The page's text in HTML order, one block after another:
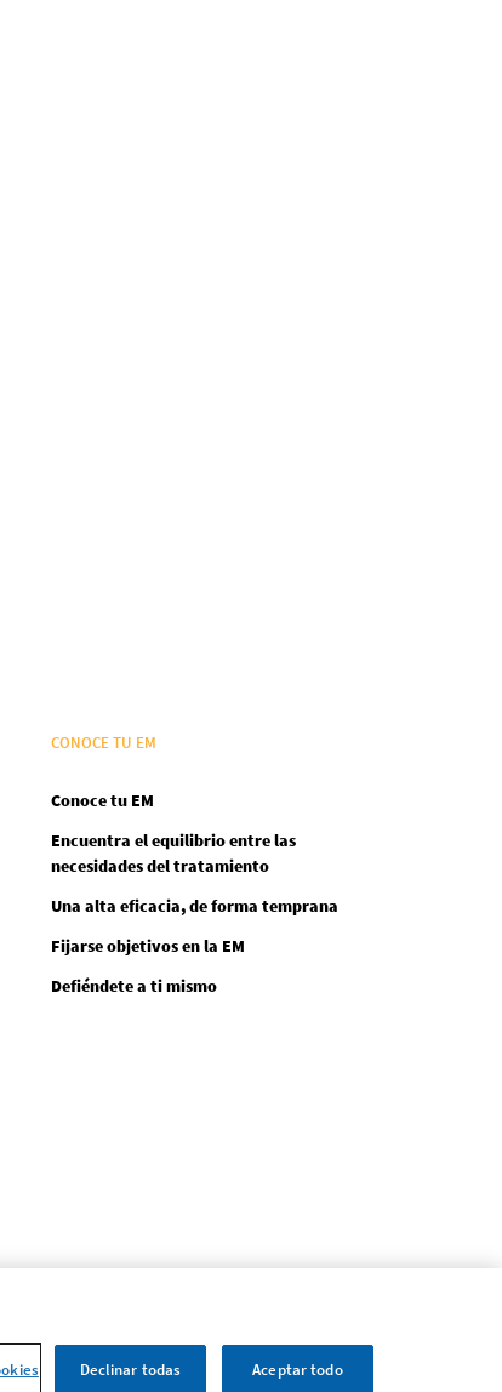
CONOCE TU EM
Conoce tu EM
Encuentra el equilibrio entre las
necesidades del tratamiento
Una alta eficacia, de forma temprana
Fijarse objetivos en la EM
Defiéndete a ti mismo
Declinar todas Aceptar todo